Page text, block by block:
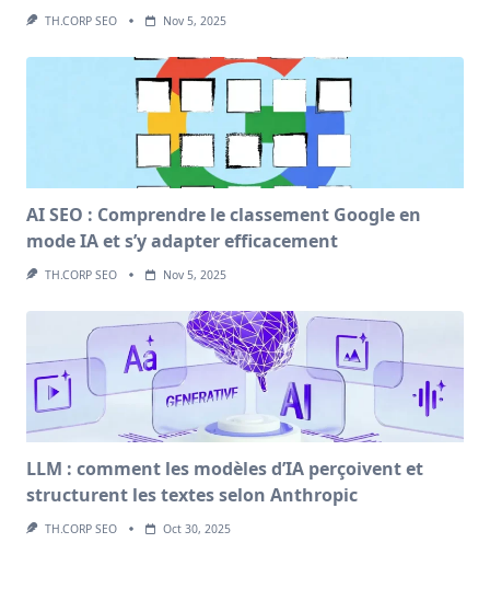
TH.CORP SEO Nov 5, 2025
AI SEO : Comprendre le classement Google en
mode IA et s’y adapter efficacement
TH.CORP SEO Nov 5, 2025
LLM : comment les modèles d’IA perçoivent et
structurent les textes selon Anthropic
TH.CORP SEO Oct 30, 2025